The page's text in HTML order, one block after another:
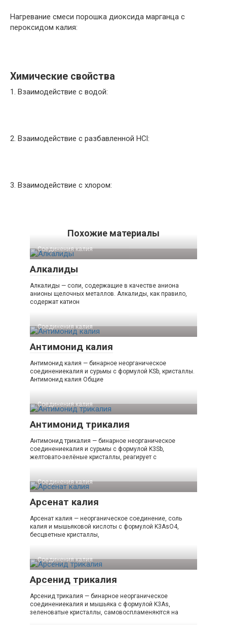
Нагревание смеси порошка диоксида марганца с
пероксидом калия:
Химические свойства
1. Взаимодействие с водой:
2. Взаимодействие с разбавленной HCl:
3. Взаимодействие с хлором:
Похожие материалы
Соединения калия‎
Алкалиды
Алкалиды — соли, содержащие в качестве аниона
анионы щелочных металлов. Алкалиды, как правило,
содержат катион
Соединения калия‎
Антимонид калия
Антимонид калия — бинарное неорганическое
соединениекалия и сурьмы с формулой KSb, кристаллы.
Антимонид калия Общие
Соединения калия‎
Антимонид трикалия
Антимонид трикалия — бинарное неорганическое
соединениекалия и сурьмы с формулой K3Sb,
желтовато-зелёные кристаллы, реагирует с
Соединения калия‎
Арсенат калия
Арсенат калия — неорганическое соединение, соль
калия и мышьяковой кислоты с формулой K3AsO4,
бесцветные кристаллы,
Соединения калия‎
Арсенид трикалия
Арсенид трикалия — бинарное неорганическое
соединениекалия и мышьяка с формулой K3As,
зеленоватые кристаллы, самовоспламеняются на